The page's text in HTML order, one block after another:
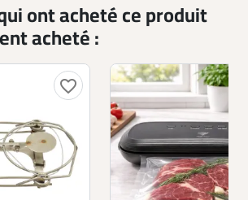
ont acheté ce produit
acheté :
favorite_border